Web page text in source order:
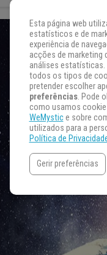
Esta página web
estatísticos e de
experiência de
acções de marketing
análises estatísticas.
todos os tipos de
pretender escolher
preferências. Pode
como usamos
WeMystice sobre
utilizados para a
Política de
Gerir preferências